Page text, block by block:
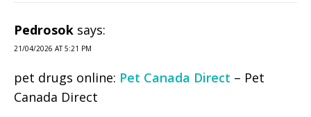
Pedrosok says:
21/04/2026 AT 5:21 PM
pet drugs online: Pet Canada Direct – Pet
Canada Direct